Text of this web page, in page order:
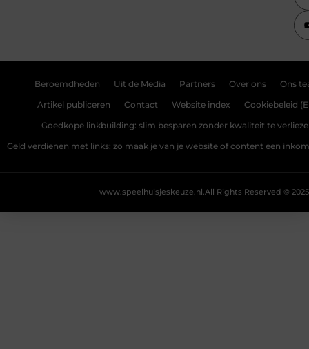
Beroemdheden Uit de Media Partners Over ons Ons
Artikel publiceren Contact Website index Cookiebeleid
Goedkope linkbuilding: slim besparen zonder kwaliteit te
Geld verdienen met links: zo maak je van je website of content een
All Rights Reserved © 2025
www.speelhuisjeskeuze.nl.